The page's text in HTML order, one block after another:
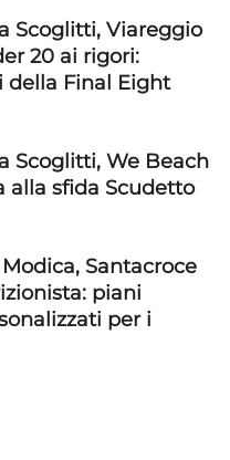
Scoglitti, Viareggio
20 ai rigori:
della Final Eight
Scoglitti, We Beach
alla sfida Scudetto
Santacroce
piani
per i